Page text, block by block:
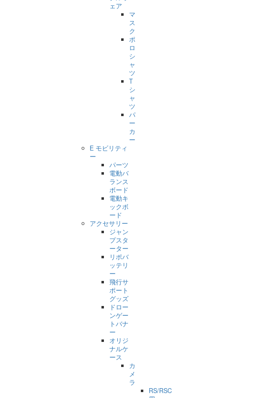
ェア
マ
ス
ク
ポ
ロ
シ
ャ
ツ
T
シ
ャ
ツ
パ
ー
カ
ー
E モビリティ
ー
パーツ
電動バ
ランス
ボード
電動キ
ックボ
ード
アクセサリー
ジャン
プスタ
ーター
リポバ
ッテリ
ー
飛行サ
ポート
グッズ
ドロー
ンゲー
トバナ
ー
オリジ
ナルケ
ース
カ
メ
ラ
RS/RSC